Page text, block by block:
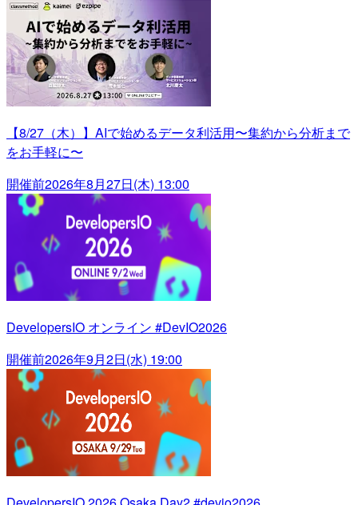
【8/27（木）】AIで始めるデータ利活用〜集約から分析まで
をお手軽に〜
開催前2026年8月27日(木) 13:00
DevelopersIO オンライン #DevIO2026
開催前2026年9月2日(水) 19:00